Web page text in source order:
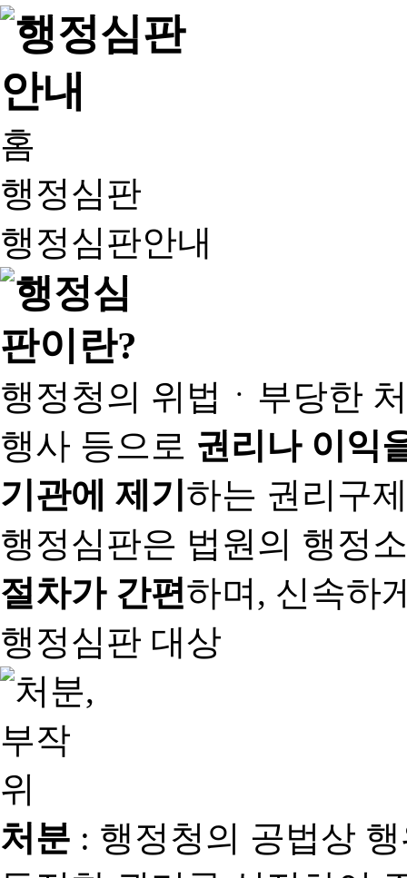
홈
행정심판
행정심판안내
행정청의 위법ㆍ부당한
행사 등으로 권리나 이익
기관에 제기하는 권리구
행정심판은 법원의 행정
절차가 간편하며, 신속하
행정심판 대상
처분 : 행정청의 공법상